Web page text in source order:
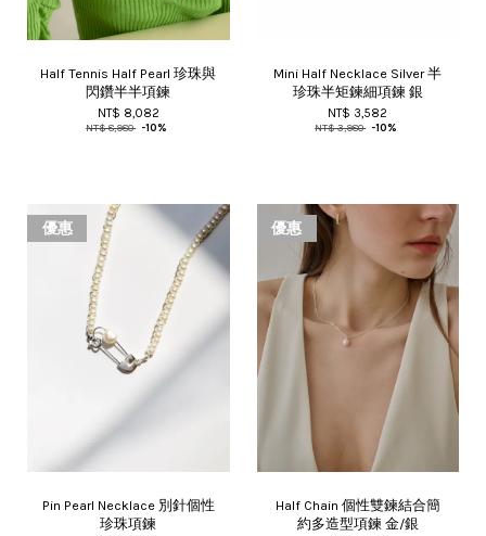
Half Tennis Half Pearl 珍珠與
閃鑽半半項鍊
NT$ 8,082
NT$ 8,980 -10%
Mini Half Necklace Silver 半
珍珠半矩鍊細項鍊 銀
NT$ 3,582
NT$ 3,980 -10%
優惠
Pin Pearl Necklace 別針個性
珍珠項鍊
優惠
Half Chain 個性雙鍊結合簡
約多造型項鍊 金/銀